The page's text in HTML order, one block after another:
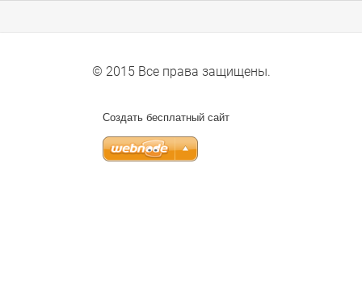
© 2015 Все права защищены.
Создать бесплатный сайт